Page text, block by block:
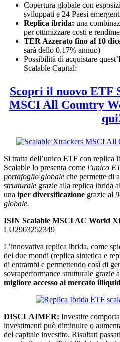
Copertura globale con
sviluppati e 24 Paesi
Replica ibrida: una
per ottimizzare costi e
TER Azzerato fino al 10
sarà dello 0,17% annuo)
Possibilità di acquistare
Scalable Capital:
Scopri il nuovo ETF
MSCI All Country
Si tratta dell’unico ETF con replica
Scalable lo presenta come l’unico
portafoglio globale che permette di
strutturale grazie alla replica ibrida
una iper diversificazione grazie al
globale.
ISIN Scalable MSCI AC World
LU2903252349
L’innovativa replica ibrida, come
dei due mondi (replica sintetica e
di entrambi e permettendo così di
sovraperformance strutturale grazie
migliore accesso ai mercato
DISCLAIMER: Investire
investimenti può diminuire o
del capitale investito. Risultati